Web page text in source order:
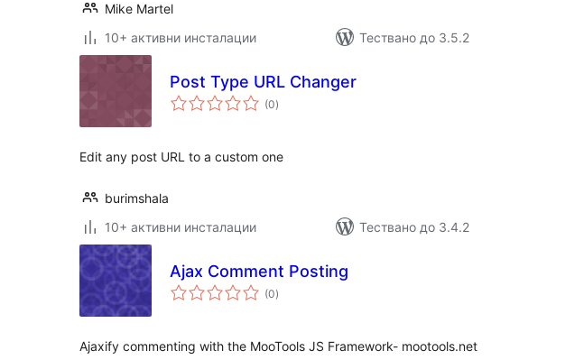
Mike Martel
10+ активни инсталации
Тествано до 3.5.2
Post Type URL Changer
(0общо
оценки
)
Edit any post URL to a custom one
burimshala
10+ активни инсталации
Тествано до 3.4.2
Ajax Comment Posting
(0общо
оценки
)
Ajaxify commenting with the MooTools JS Framework- mootools.net